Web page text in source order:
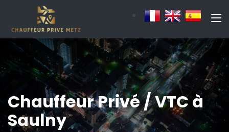
Chauffeur Privé / VTC à
Saulny